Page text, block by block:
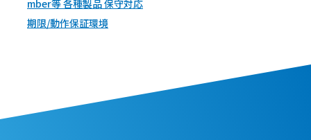
mber等 各種製品 保守対応
期限/動作保証環境